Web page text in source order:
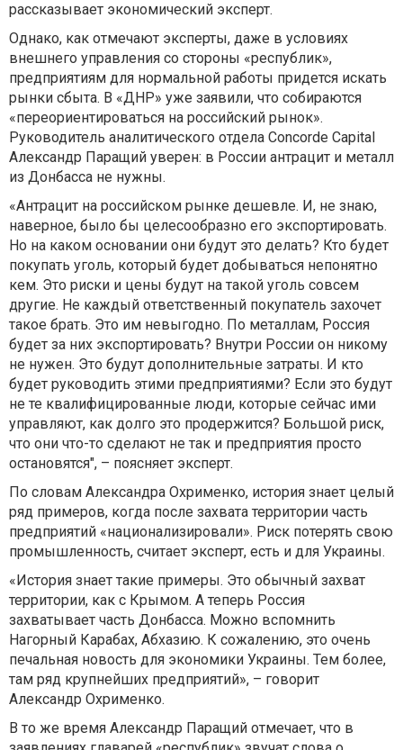
рассказывает экономический эксперт.
Однако, как отмечают эксперты, даже в условиях
внешнего управления со стороны «республик»,
предприятиям для нормальной работы придется искать
рынки сбыта. В «ДНР» уже заявили, что собираются
«переориентироваться на российский рынок».
Руководитель аналитического отдела Concorde Capital
Александр Паращий уверен: в России антрацит и металл
из Донбасса не нужны.
«Антрацит на российском рынке дешевле. И, не знаю,
наверное, было бы целесообразно его экспортировать.
Но на каком основании они будут это делать? Кто будет
покупать уголь, который будет добываться непонятно
кем. Это риски и цены будут на такой уголь совсем
другие. Не каждый ответственный покупатель захочет
такое брать. Это им невыгодно. По металлам, Россия
будет за них экспортировать? Внутри России он никому
не нужен. Это будут дополнительные затраты. И кто
будет руководить этими предприятиями? Если это будут
не те квалифицированные люди, которые сейчас ими
управляют, как долго это продержится? Большой риск,
что они что-то сделают не так и предприятия просто
остановятся", – поясняет эксперт.
По словам Александра Охрименко, история знает целый
ряд примеров, когда после захвата территории часть
предприятий «национализировали». Риск потерять свою
промышленность, считает эксперт, есть и для Украины.
«История знает такие примеры. Это обычный захват
территории, как с Крымом. А теперь Россия
захватывает часть Донбасса. Можно вспомнить
Нагорный Карабах, Абхазию. К сожалению, это очень
печальная новость для экономики Украины. Тем более,
там ряд крупнейших предприятий», – говорит
Александр Охрименко.
В то же время Александр Паращий отмечает, что в